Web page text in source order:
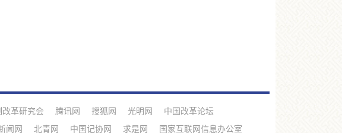
改革研究会 腾讯网 搜狐网 光明网
中国改革论坛
闻网 北青网 中国记协网 求是网
国家互联网信息办公室